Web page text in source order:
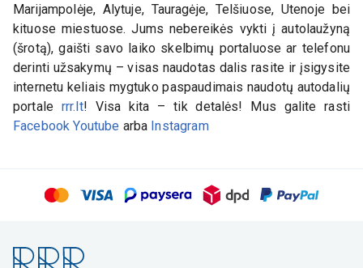
Marijampolėje, Alytuje, Tauragėje, Telšiuose, Utenoje bei
kituose miestuose. Jums nebereikės vykti į autolaužyną
(šrotą), gaišti savo laiko skelbimų portaluose ar telefonu
derinti užsakymų – visas naudotas dalis rasite ir įsigysite
internetu keliais mygtuko paspaudimais naudotų autodalių
portale rrr.lt! Visa kita – tik detalės! Mus galite rasti
Facebook Youtube arba Instagram